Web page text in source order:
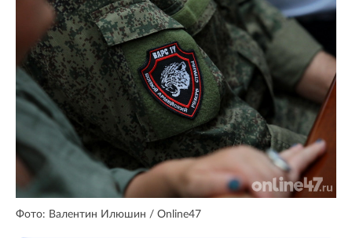
Фото: Валентин Илюшин / Online47